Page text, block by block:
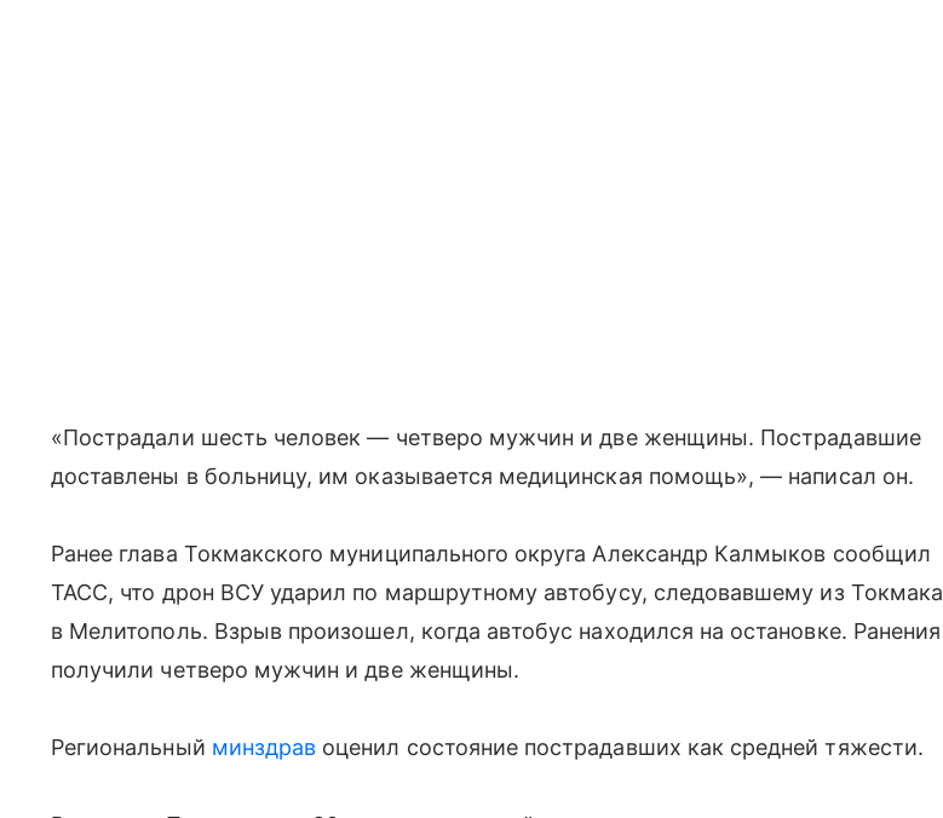
«Пострадали шесть человек — четверо мужчин и две женщины. Пострадавшие
доставлены в больницу, им оказывается медицинская помощь», — написал он.
Ранее глава Токмакского муниципального округа Александр Калмыков сообщил
ТАСС, что дрон ВСУ ударил по маршрутному автобусу, следовавшему из Токмака
в Мелитополь. Взрыв произошел, когда автобус находился на остановке. Ранения
получили четверо мужчин и две женщины.
Региональный минздрав оценил состояние пострадавших как средней тяжести.